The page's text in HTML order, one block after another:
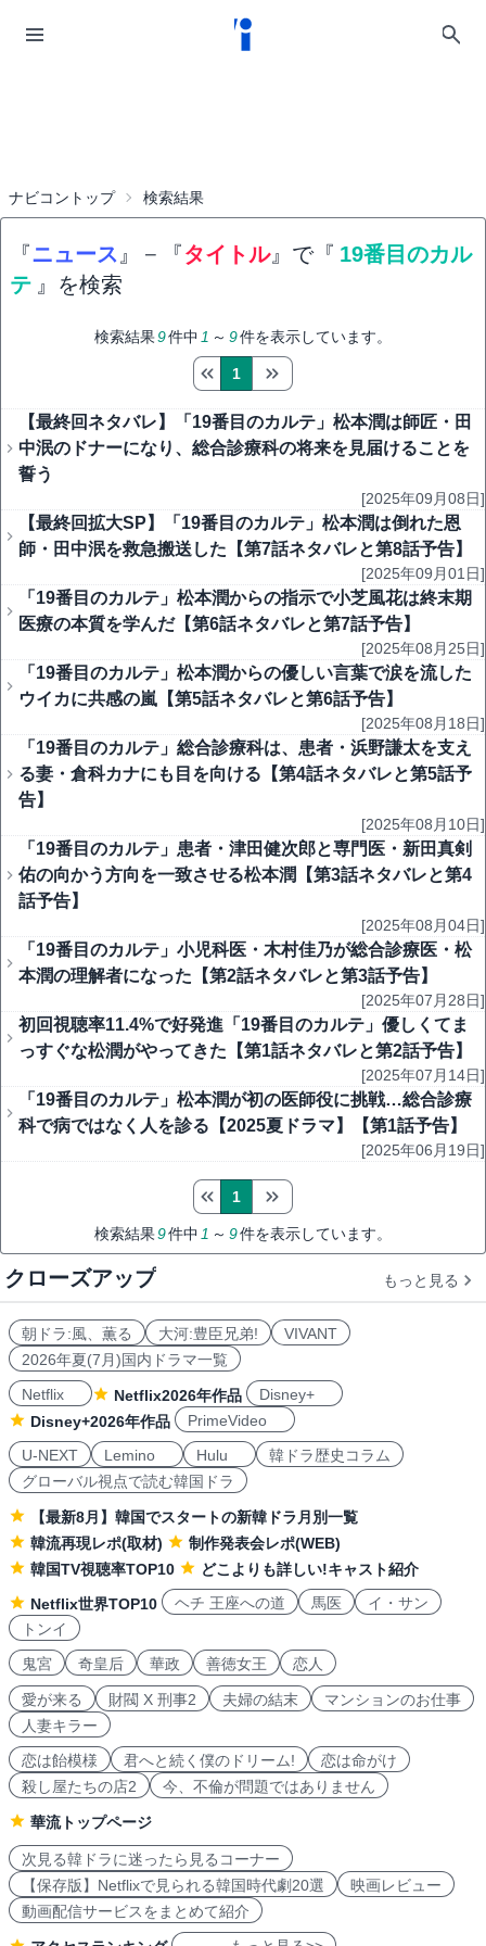
ナビコントップ 検索結果
『ニュース 』 − 『タイトル』で『 19番目のカル
テ 』を検索
検索結果9件中 1 ～ 9件を表示しています。
1
【最終回ネタバレ】「19番目のカルテ」松本潤は師匠・田
中泯のドナーになり、総合診療科の将来を見届けることを
誓う
[2025年09月08日]
【最終回拡大SP】「19番目のカルテ」松本潤は倒れた恩
師・田中泯を救急搬送した【第7話ネタバレと第8話予告】
[2025年09月01日]
「19番目のカルテ」松本潤からの指示で小芝風花は終末期
医療の本質を学んだ【第6話ネタバレと第7話予告】
[2025年08月25日]
「19番目のカルテ」松本潤からの優しい言葉で涙を流した
ウイカに共感の嵐【第5話ネタバレと第6話予告】
[2025年08月18日]
「19番目のカルテ」総合診療科は、患者・浜野謙太を支え
る妻・倉科カナにも目を向ける【第4話ネタバレと第5話予
告】
[2025年08月10日]
「19番目のカルテ」患者・津田健次郎と専門医・新田真剣
佑の向かう方向を一致させる松本潤【第3話ネタバレと第4
話予告】
[2025年08月04日]
「19番目のカルテ」小児科医・木村佳乃が総合診療医・松
本潤の理解者になった【第2話ネタバレと第3話予告】
[2025年07月28日]
初回視聴率11.4%で好発進「19番目のカルテ」優しくてま
っすぐな松潤がやってきた【第1話ネタバレと第2話予告】
[2025年07月14日]
「19番目のカルテ」松本潤が初の医師役に挑戦…総合診療
科で病ではなく人を診る【2025夏ドラマ】【第1話予告】
[2025年06月19日]
検索結果9件中 1 ～ 9件を表示しています。
1
クローズアップ もっと見る
朝ドラ:風、薫る 大河:豊臣兄弟!
VIVANT
2026年夏(7月)国内ドラマ一覧
Netflix
Netflix2026年作品
Disney+
Disney+2026年作品
PrimeVideo
U-NEXT
Lemino Hulu
韓ドラ歴史コラム
グローバル視点で読む韓国ドラ
【最新8月】韓国でスタートの新韓ドラ月別一覧
韓流再現レポ(取材)
制作発表会レポ(WEB)
韓国TV視聴率TOP10
どこよりも詳しい!キャスト紹介
Netflix世界TOP10
ヘチ 王座への道 馬医
イ・サン
トンイ
鬼宮
奇皇后 華政 善徳女王 恋人
愛が来る 財閥 X 刑事2 夫婦の結末
マンションのお仕事
人妻キラー
恋は飴模様
君へと続く僕のドリーム!
恋は命がけ
殺し屋たちの店2
今、不倫が問題ではありません
華流トップページ
次見る韓ドラに迷ったら見るコーナー
【保存版】Netflixで見られる韓国時代劇20選
映画レビュー
動画配信サービスをまとめて紹介